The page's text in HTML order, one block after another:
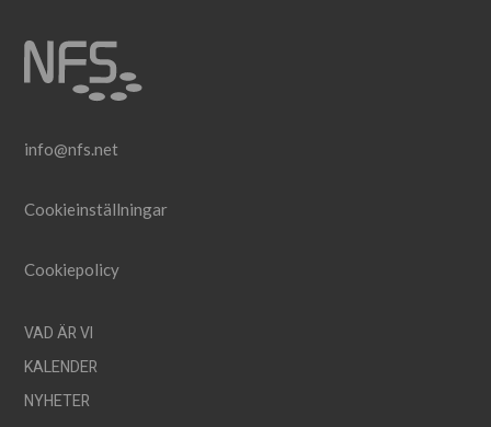
info@nfs.net
Cookieinställningar
Cookiepolicy
VAD ÄR VI
KALENDER
NYHETER